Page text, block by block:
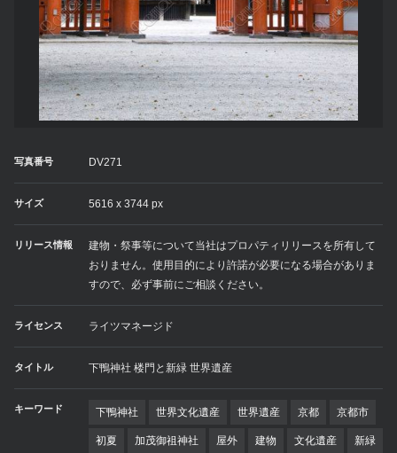
写真番号 DV271
サイズ 5616 x 3744 px
リリース情報
建物・祭事等について当社はプロパティリリースを所有して
おりません。使用目的により許諾が必要になる場合がありま
すので、必ず事前にご相談ください。
ライセンス ライツマネージド
タイトル 下鴨神社 楼門と新緑 世界遺産
キーワード 下鴨神社 世界文化遺産 世界遺産 京都 京都市
初夏 加茂御祖神社 屋外 建物 文化遺産 新緑